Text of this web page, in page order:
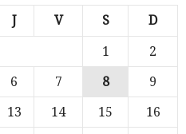
J V S D
1
2
6 7 8
9
13 14 15
16